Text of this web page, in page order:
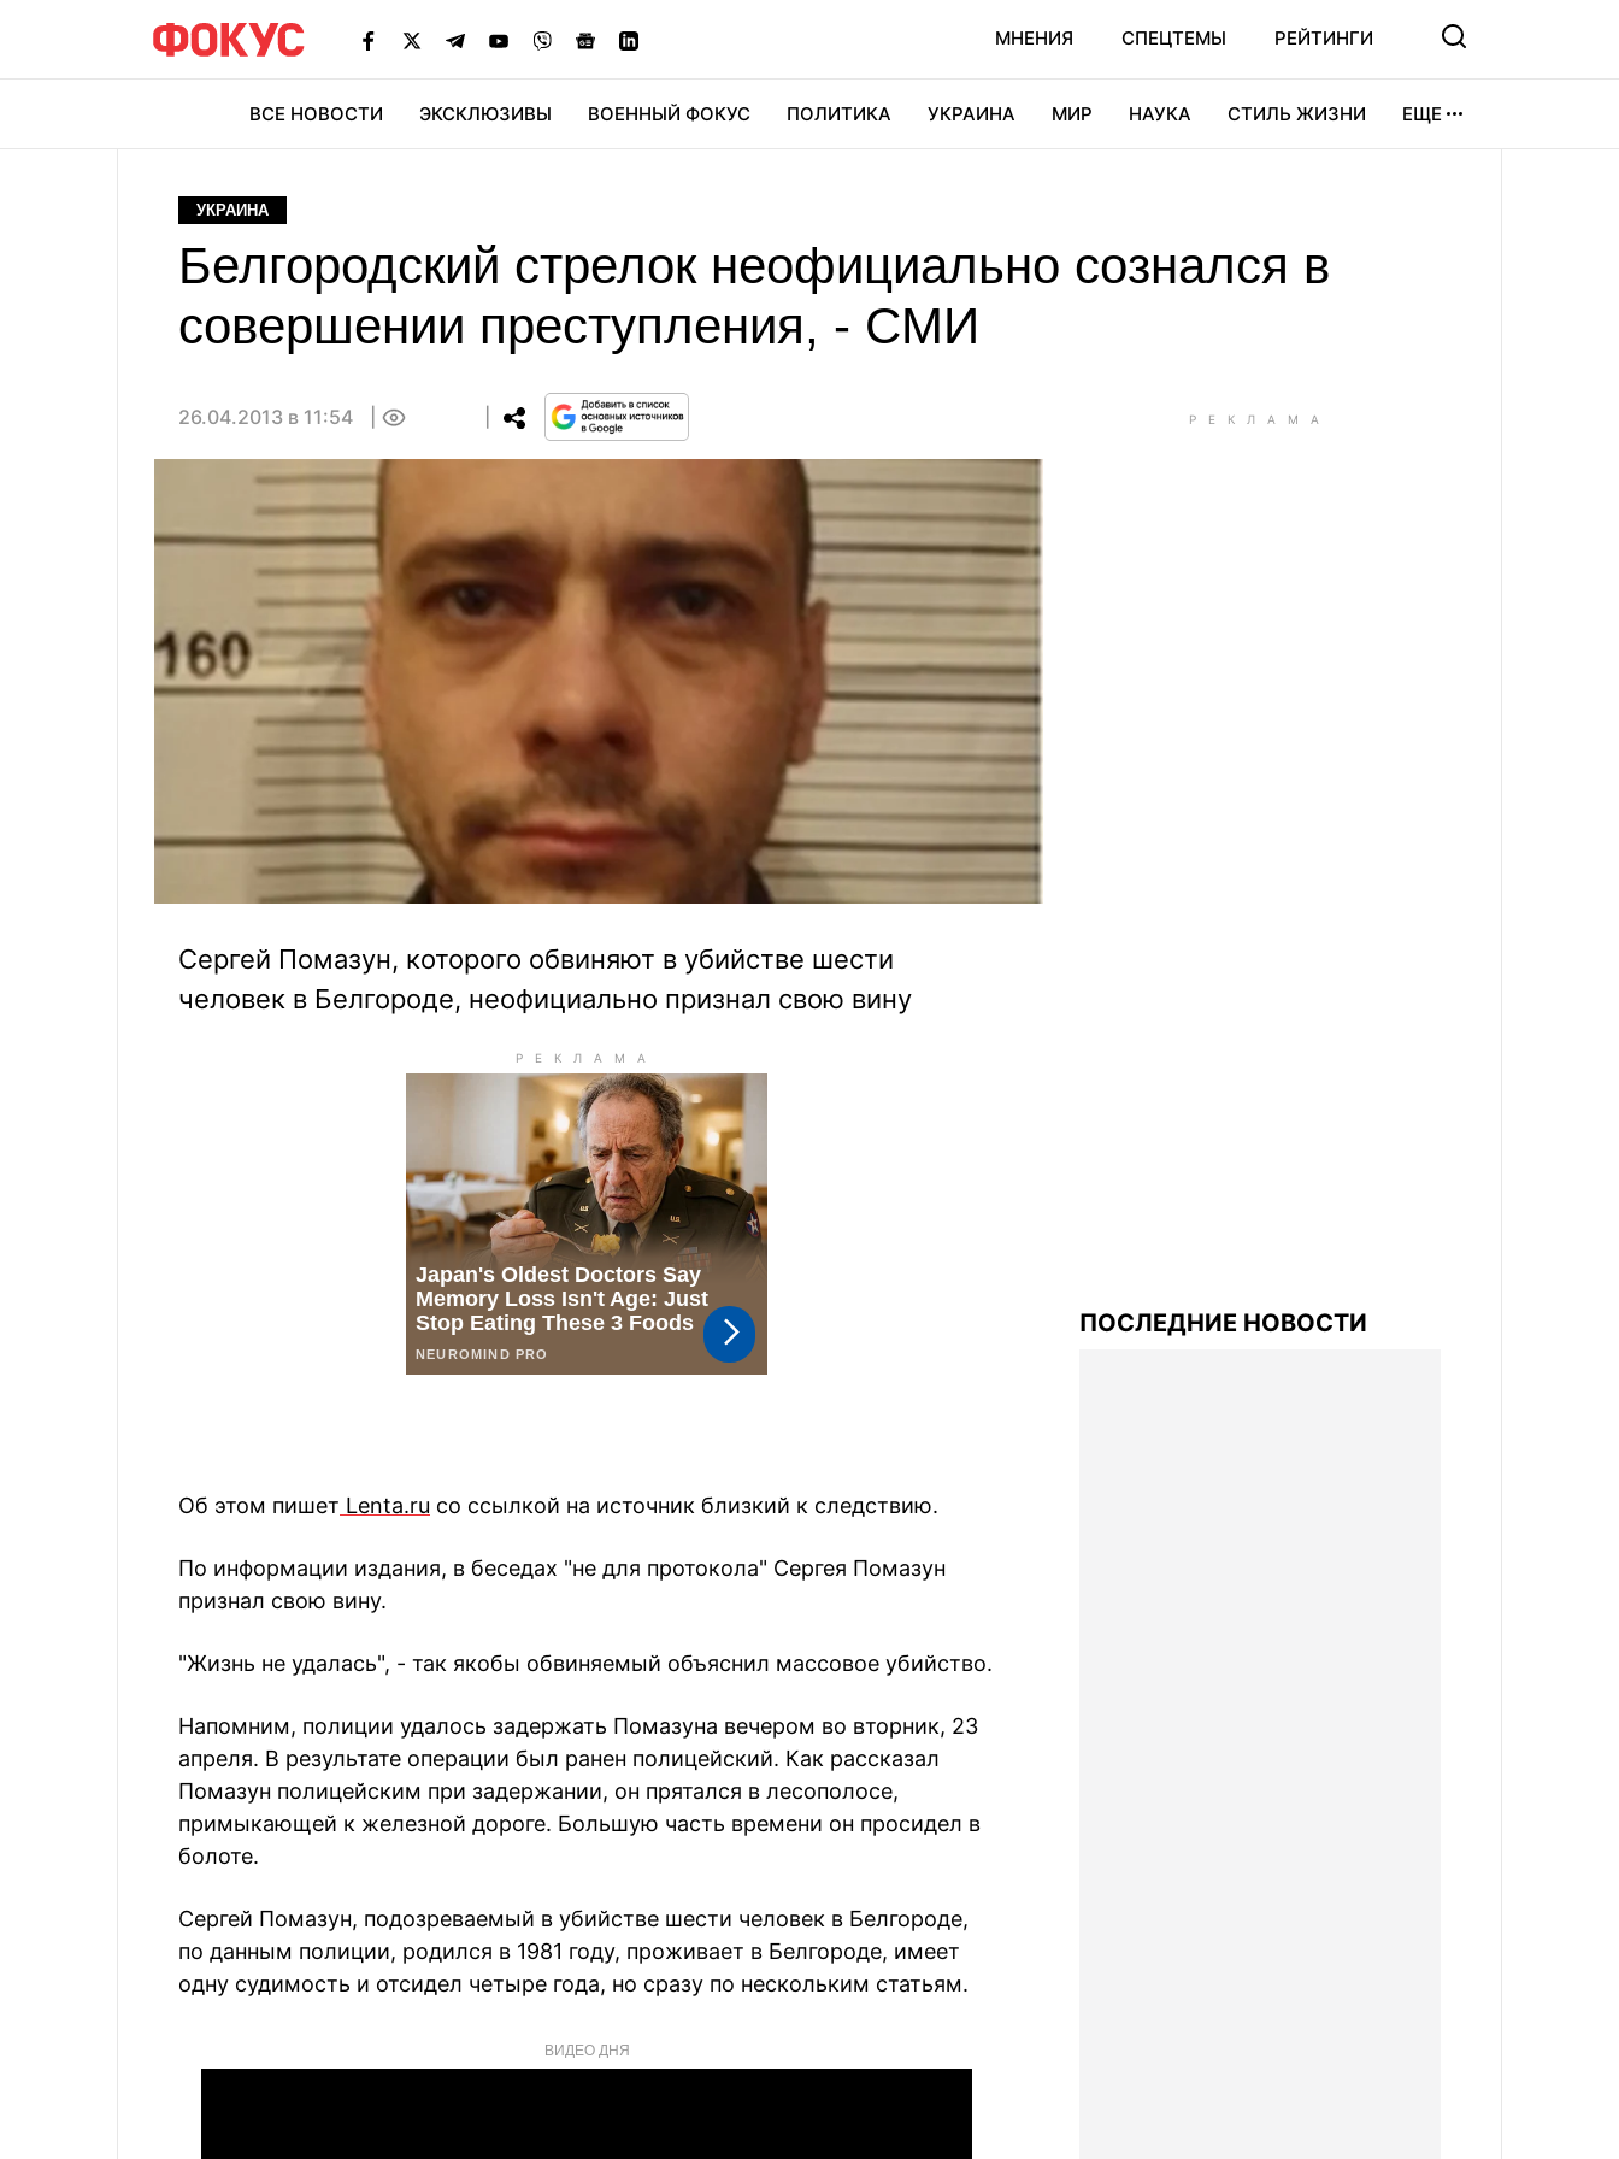
МНЕНИЯ СПЕЦТЕМЫ РЕЙТИНГИ
ВСЕ НОВОСТИ ЭКСКЛЮЗИВЫ ВОЕННЫЙ ФОКУС ПОЛИТИКА УКРАИНА МИР НАУКА СТИЛЬ ЖИЗНИ ЕЩЕ
УКРАИНА
Белгородский стрелок неофициально сознался в
совершении преступления, - СМИ
26.04.2013 в 11:54
Сергей Помазун, которого обвиняют в убийстве шести
человек в Белгороде, неофициально признал свою вину
Об этом пишет Lenta.ru со ссылкой на источник близкий к следствию.
По информации издания, в беседах "не для протокола" Сергея Помазун
признал свою вину.
"Жизнь не удалась", - так якобы обвиняемый объяснил массовое убийство.
Напомним, полиции удалось задержать Помазуна вечером во вторник, 23
апреля. В результате операции был ранен полицейский. Как рассказал
Помазун полицейским при задержании, он прятался в лесополосе,
примыкающей к железной дороге. Большую часть времени он просидел в
болоте.
Сергей Помазун, подозреваемый в убийстве шести человек в Белгороде,
по данным полиции, родился в 1981 году, проживает в Белгороде, имеет
одну судимость и отсидел четыре года, но сразу по нескольким статьям.
ВИДЕО ДНЯ
ПОСЛЕДНИЕ НОВОСТИ